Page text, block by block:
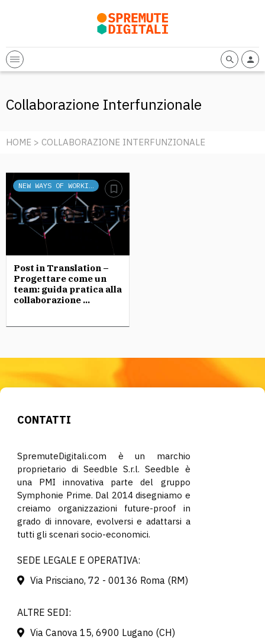
Collaborazione Interfunzionale
HOME > COLLABORAZIONE INTERFUNZIONALE
NEW WAYS OF WORKING
Post in Translation –
Progettare come un
team: guida pratica alla
collaborazione ...
CONTATTI
SpremuteDigitali.com è un marchio
proprietario di Seedble S.r.l. Seedble è
una PMI innovativa parte del gruppo
Symphonie Prime. Dal 2014 disegniamo e
creiamo organizzazioni future-proof in
grado di innovare, evolversi e adattarsi a
tutti gli scenari socio-economici.
SEDE LEGALE E OPERATIVA:
Via Prisciano, 72 - 00136 Roma (RM)
ALTRE SEDI:
Via Canova 15, 6900 Lugano (CH)